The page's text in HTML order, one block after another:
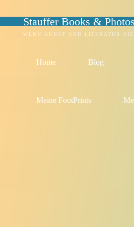
springen
Stauffer Books & Photos
WENN KUNST UND LITERATUR
Home Blog
Meine FootPrints